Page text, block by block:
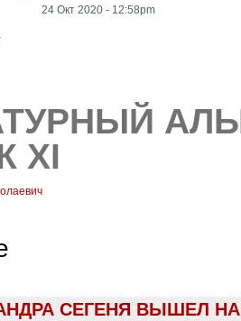
24 Окт 2020 - 12:58pm
XI
СЕГЕНЯ ВЫШЕЛ